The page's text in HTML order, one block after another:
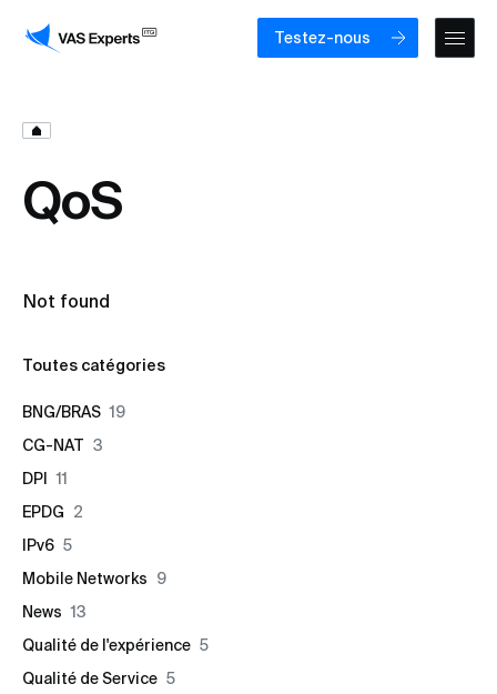
Testez-nous
QoS
Not found
Toutes catégories
BNG/BRAS 19
CG-NAT 3
DPI
11
EPDG
2
IPv6 5
Mobile Networks
9
News 13
Qualité de l'expérience 5
Qualité de Service 5